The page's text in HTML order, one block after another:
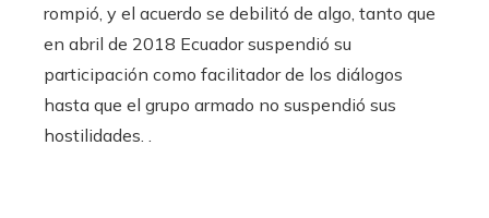
rompió, y el acuerdo se debilitó de algo, tanto que
en abril de 2018 Ecuador suspendió su
participación como facilitador de los diálogos
hasta que el grupo armado no suspendió sus
hostilidades. .